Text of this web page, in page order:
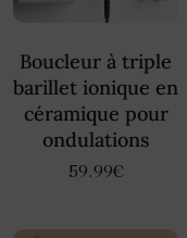
Boucleur à triple
barillet ionique en
céramique pour
ondulations
59.99€